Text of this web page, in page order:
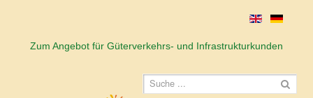
Zum Angebot für Güterverkehrs- und Infrastrukturkunden